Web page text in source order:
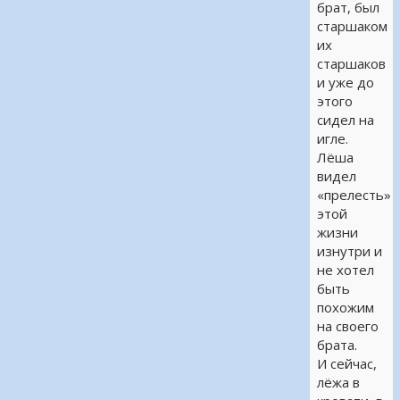
брат, был
старшаком
их
старшаков
и уже до
этого
сидел на
игле.
Лёша
видел
«прелесть»
этой
жизни
изнутри и
не хотел
быть
похожим
на своего
брата.
И сейчас,
лёжа в